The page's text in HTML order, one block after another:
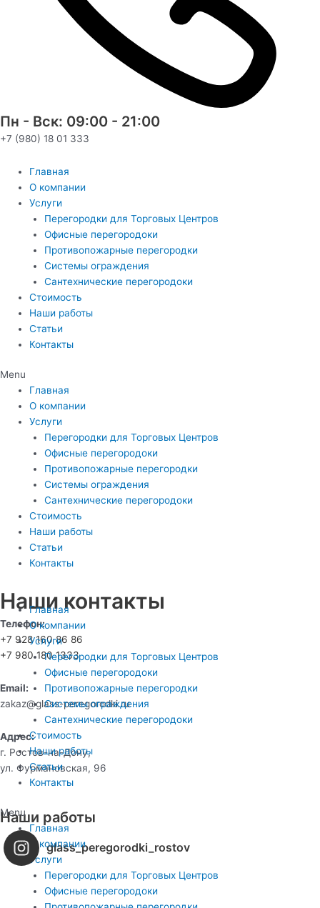
Пн - Вск: 09:00 - 21:00
+7 (980) 18 01 333
Главная
О компании
Услуги
Перегородки для Торговых Центров
Офисные перегородоки
Противопожарные перегородки
Системы ограждения
Сантехнические перегородоки
Стоимость
Наши работы
Статьи
Контакты
Menu
Главная
О компании
Услуги
Перегородки для Торговых Центров
Офисные перегородоки
Противопожарные перегородки
Системы ограждения
Сантехнические перегородоки
Стоимость
Наши работы
Статьи
Контакты
Главная
О компании
Услуги
Перегородки для Торговых Центров
Офисные перегородоки
Противопожарные перегородки
Системы ограждения
Сантехнические перегородоки
Стоимость
Наши работы
Статьи
Контакты
Menu
Главная
О компании
Услуги
Перегородки для Торговых Центров
Офисные перегородоки
Наши контакты
Телефон:
+7 928 160 86 86
+7 980 180 1333
Email:
zakaz@glass-peregorodki.ru
Адрес:
г. Ростов-на-Дону,
ул. Фурмановская, 96
Наши работы
glass_peregorodki_rostov